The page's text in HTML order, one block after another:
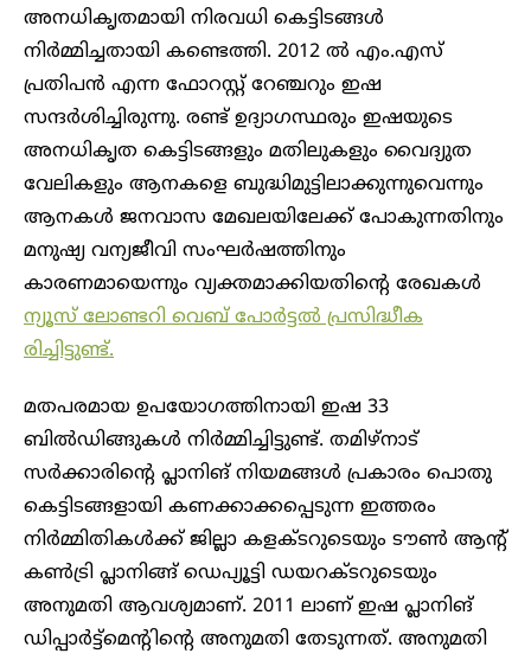
അനധികൃതമായി നിരവധി കെട്ടിടങ്ങൾ
നിർമ്മിച്ചതായി കണ്ടെത്തി. 2012 ൽ എം.എസ്
പ്രതിപൻ എന്ന ഫോറസ്റ്റ് റേഞ്ചറും ഇഷ
സന്ദർശിച്ചിരുന്നു. രണ്ട് ഉദ്യാഗസ്ഥരും ഇഷയുടെ
അനധികൃത കെട്ടിടങ്ങളും മതിലുകളും വൈദ്യുത
വേലികളും ആനകളെ ബുദ്ധിമുട്ടിലാക്കുന്നുവെന്നും
ആനകൾ ജനവാസ മേഖലയിലേക്ക് പോകുന്നതിനും
മനുഷ്യ വന്യജീവി സംഘർഷത്തിനും
കാരണമായെന്നും വ്യക്തമാക്കിയതിന്റെ രേഖകൾ
ന്യൂസ് ലോണ്ടറി വെബ് പോർട്ടൽ പ്രസിദ്ധീക
രിച്ചിട്ടുണ്ട്.
മതപരമായ ഉപയോഗത്തിനായി ഇഷ 33
ബിൽഡിങ്ങുകൾ നിർമ്മിച്ചിട്ടുണ്ട്. തമിഴ്‌നാട്
സർക്കാരിന്റെ പ്ലാനിങ് നിയമങ്ങൾ പ്രകാരം പൊതു
കെട്ടിടങ്ങളായി കണക്കാക്കപ്പെടുന്ന ഇത്തരം
നിർമ്മിതികൾക്ക് ജില്ലാ കളക്ടറുടെയും ടൗൺ ആന്റ്
കൺട്രി പ്ലാനിങ്ങ് ഡെപ്യൂട്ടി ഡയറക്ടറുടെയും
അനുമതി ആവശ്യമാണ്. 2011 ലാണ് ഇഷ പ്ലാനിങ്
ഡിപ്പാർട്ട്മെന്റിന്റെ അനുമതി തേടുന്നത്. അനുമതി